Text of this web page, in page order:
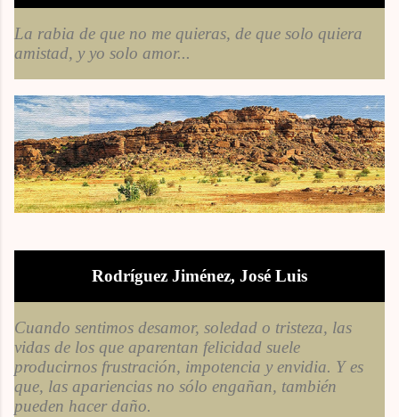
La rabia de que no me quieras, de que solo quiera
amistad, y yo solo amor...
Rodríguez Jiménez, José Luis
Cuando sentimos desamor, soledad o tristeza, las
vidas de los que aparentan felicidad suele
producirnos frustración, impotencia y envidia. Y es
que, las apariencias no sólo engañan, también
pueden hacer daño.